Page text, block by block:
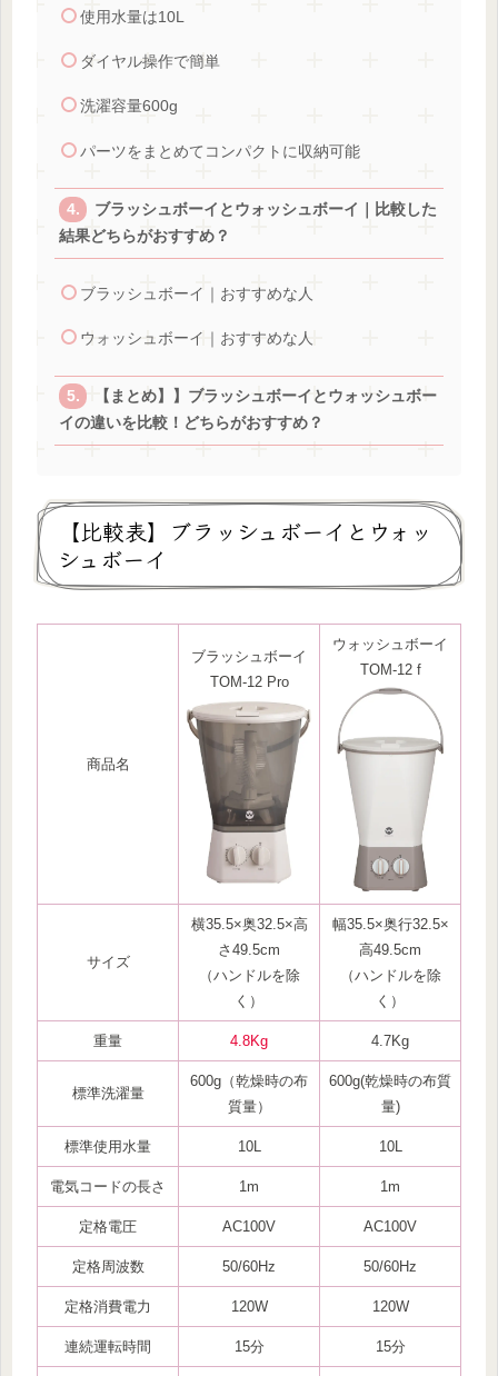
使用水量は10L
ダイヤル操作で簡単
洗濯容量600g
パーツをまとめてコンパクトに収納可能
ブラッシュボーイとウォッシュボーイ｜比較した
結果どちらがおすすめ？
ブラッシュボーイ｜おすすめな人
ウォッシュボーイ｜おすすめな人
【まとめ】】ブラッシュボーイとウォッシュボー
イの違いを比較！どちらがおすすめ？
【比較表】ブラッシュボーイとウォッ
シュボーイ
商品名
ブラッシュボーイ
TOM-12 Pro
ウォッシュボーイ
TOM-12 f
サイズ
横35.5×奥32.5×高
さ49.5cm
（ハンドルを除
く）
幅35.5×奥行32.5×
高49.5cm
（ハンドルを除
く）
重量 4.8Kg 4.7Kg
標準洗濯量
600g（乾燥時の布
質量）
600g(乾燥時の布質
量)
標準使用水量 10L 10L
電気コードの長さ 1m 1m
定格電圧 AC100V AC100V
定格周波数 50/60Hz 50/60Hz
定格消費電力 120W 120W
連続運転時間 15分 15分